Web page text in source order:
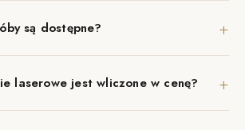
są dostępne? +
laserowe jest wliczone w cenę? +